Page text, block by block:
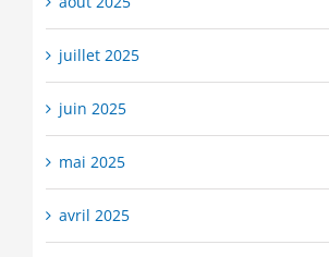
juillet 2025
juin 2025
mai 2025
avril 2025